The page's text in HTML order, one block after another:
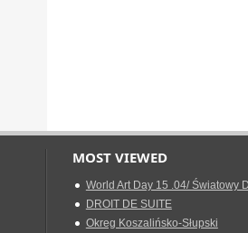
MOST VIEWED
World Art Day 15 .04/ Światowy
DROIT DE SUITE
Okreg Koszalińsko-Słupski